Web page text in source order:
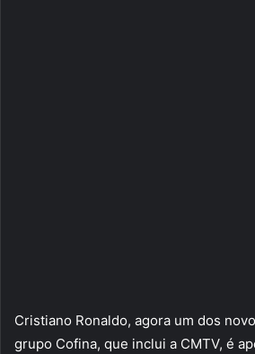
Cristiano Ronaldo, agora um dos
grupo Cofina, que inclui a CMTV, é